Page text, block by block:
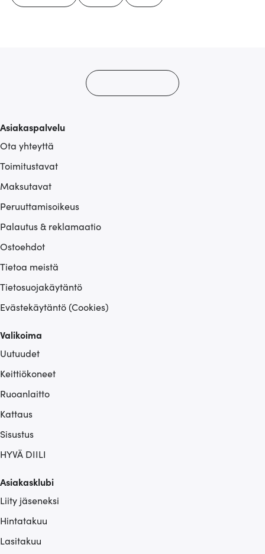
Asiakaspalvelu
Ota yhteyttä
Toimitustavat
Maksutavat
Peruuttamisoikeus
Palautus & reklamaatio
Ostoehdot
Tietoa meistä
Tietosuojakäytäntö
Evästekäytäntö (Cookies)
Valikoima
Uutuudet
Keittiökoneet
Ruoanlaitto
Kattaus
Sisustus
HYVÄ DIILI
Asiakasklubi
Liity jäseneksi
Hintatakuu
Lasitakuu